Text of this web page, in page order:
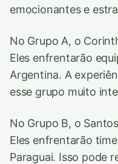
emocionantes e
No Grupo A, o
Eles enfrentarão
Argentina. A
esse grupo muito
No Grupo B, o
Eles enfrentarão
Paraguai. Isso pode